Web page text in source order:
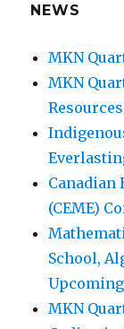
NEWS
MKN
MKN
Canadian
(CEME)
School,
MKN